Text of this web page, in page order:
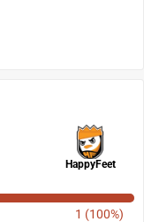
HappyFeet
1 (100%)